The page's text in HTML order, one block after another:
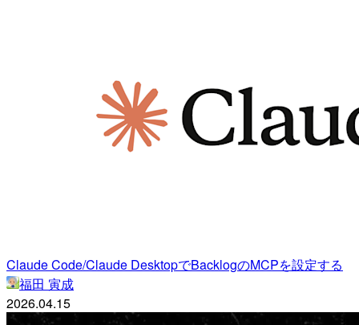
Claude Code/Claude DesktopでBacklogのMCPを設定する
福田 寅成
2026.04.15